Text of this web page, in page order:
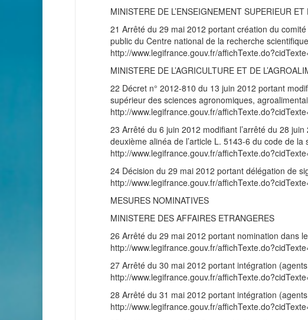
MINISTERE DE L’ENSEIGNEMENT SUPERIEUR
21 Arrêté du 29 mai 2012 portant création du
public du Centre national de la recherche scientifique
http://www.legifrance.gouv.fr/
MINISTERE DE L’AGRICULTURE ET DE
22 Décret n° 2012-810 du 13 juin 2012 portant
supérieur des sciences agronomiques,
http://www.legifrance.gouv.fr/
23 Arrêté du 6 juin 2012 modifiant l’arrêté du 28
deuxième alinéa de l’article L. 5143-6 du code de la
http://www.legifrance.gouv.fr/
24 Décision du 29 mai 2012 portant délégation de
http://www.legifrance.gouv.fr/
MESURES NOMINATIVES
MINISTERE DES AFFAIRES ETRANGERES
26 Arrêté du 29 mai 2012 portant nomination dans
http://www.legifrance.gouv.fr/
27 Arrêté du 30 mai 2012 portant intégration
http://www.legifrance.gouv.fr/
28 Arrêté du 31 mai 2012 portant intégration
http://www.legifrance.gouv.fr/